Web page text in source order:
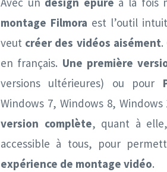
montage Filmora est l’outil
veut créer des vidéos aisément.
en français. Une première
versions ultérieures) ou pour
Windows 7, Windows 8,
version complète, quant à
accessible à tous, pour
expérience de montage vidéo.